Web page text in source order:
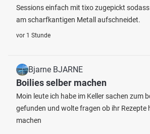
Sessions einfach mit tixo zugepickt
am scharfkantigen Metall aufschneidet.
vor 1 Stunde
Bjarne BJARNE
Boilies selber machen
Moin leute ich habe im Keller sachen zum
gefunden und wolte fragen ob ihr Rezepte
machen